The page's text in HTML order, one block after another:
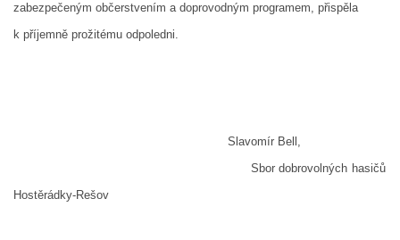
zabezpečeným občerstvením a doprovodným programem, přispěla
k příjemně prožitému odpoledni.
Slavomír Bell ,
Sbor dobrovolných hasičů
Hostěrádky-Rešov